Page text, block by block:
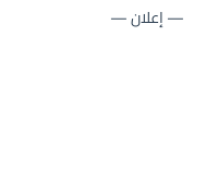
— إعلان —